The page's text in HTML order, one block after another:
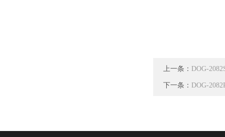
上一条： DOG-
下一条： DOG-